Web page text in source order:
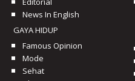
News In English
GAYA HIDUP
Famous Opinion
Mode
Sehat